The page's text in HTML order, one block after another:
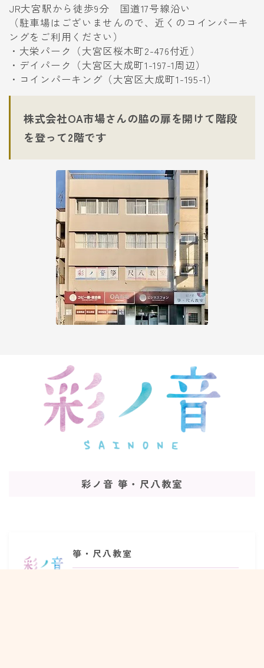
Follow Me
JR大宮駅から徒歩9分 国道17号線沿い
（駐車場はございませんので、近くのコインパーキ
ングをご利用ください）
・大栄パーク（大宮区桜木町2-476付近）
・デイパーク（大宮区大成町1-197-1周辺）
・コインパーキング（大宮区大成町1-195-1）
株式会社OA市場さんの脇の扉を開けて階段
を登って2階です
彩ノ音 箏・尺八教室
箏・尺八教室